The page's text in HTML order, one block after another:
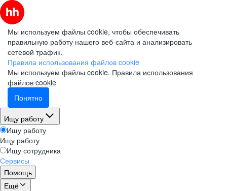
Мы используем файлы cookie, чтобы обеспечивать
правильную работу нашего веб-сайта и анализировать
сетевой трафик.
Правила использования файлов cookie
Мы используем файлы cookie. Правила использования
файлов cookie
Понятно
Ищу работу
Ищу работу
Ищу работу
Ищу сотрудника
Сервисы
Помощь
Ещё